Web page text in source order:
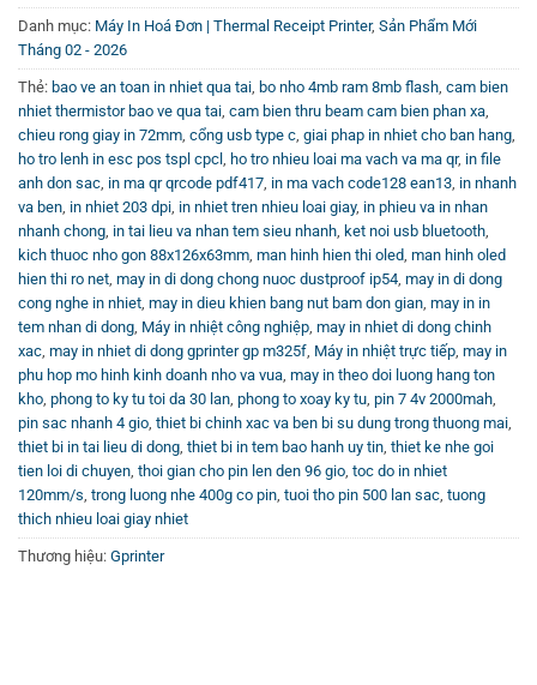
Nếu bạn đang tìm kiếm một giải pháp in ấn nhanh, tiện lợi
và không phụ thuộc vào dây cáp,máy in hóa đơn nhiệt
lựa chọn hoàn hảo. Đặc biệt với tính năng kết nối không
dây Bluetooth, bạn không cần lo ngại về dây nối cồng kềnh,
máy có thể dễ dàng di chuyển và sử dụng linh hoạt trong
mọi hoàn cảnh.
Chất lượng in sắc nét, tốc độ in nhanh, pin bền lâu và khả
năng chịu va đập tốt là những ưu điểm nổi bật giúp sản
phẩm này ngày càng được ưa chuộng và tin dùng tại các
doanh nghiệp lớn nhỏ trên cả nước.
Tìm Hiểu Thêm và Hướng Dẫn Sử Dụng
Để có cái nhìn chi tiết hơn về cách sử dụng và thông số kỹ
thuật của máy in hóa đơn nhiệt cầm tay, bạn có thể tham
khảo các video hướng dẫn từKênh Youtube Vincode. Nội
dung thực tế, dễ hiểu sẽ giúp bạn sớm làm quen và ứng
dụng hiệu quả thiết bị trong công việc.
Danh mục: Máy In Hoá Đơn | Thermal Receipt Printer, Sản Phẩm Mới
Tháng 02 - 2026
Thẻ: bao ve an toan in nhiet qua tai, bo nho 4mb ram 8mb flash, cam bien
nhiet thermistor bao ve qua tai, cam bien thru beam cam bien phan xa,
chieu rong giay in 72mm, cổng usb type c, giai phap in nhiet cho ban hang,
ho tro lenh in esc pos tspl cpcl , ho tro nhieu loai ma vach va ma qr, in file
anh don sac, in ma qr qrcode pdf417, in ma vach code128 ean13, in nhanh
va ben, in nhiet 203 dpi, in nhiet tren nhieu loai giay, in phieu va in nhan
nhanh chong, in tai lieu va nhan tem sieu nhanh, ket noi usb bluetooth,
kich thuoc nho gon 88x126x63mm, man hinh hien thi oled, man hinh oled
hien thi ro net, may in di dong chong nuoc dustproof ip54, may in di dong
cong nghe in nhiet, may in dieu khien bang nut bam don gian, may in in
tem nhan di dong, Máy in nhiệt công nghiệp, may in nhiet di dong chinh
xac, may in nhiet di dong gprinter gp m325f, Máy in nhiệt trực tiếp, may in
phu hop mo hinh kinh doanh nho va vua, may in theo doi luong hang ton
kho, phong to ky tu toi da 30 lan, phong to xoay ky tu, pin 7 4v 2000mah,
pin sac nhanh 4 gio, thiet bi chinh xac va ben bi su dung trong thuong mai,
thiet bi in tai lieu di dong, thiet bi in tem bao hanh uy tin, thiet ke nhe goi
tien loi di chuyen, thoi gian cho pin len den 96 gio, toc do in nhiet
120mm/s, trong luong nhe 400g co pin, tuoi tho pin 500 lan sac, tuong
thich nhieu loai giay nhiet
Thương hiệu: Gprinter